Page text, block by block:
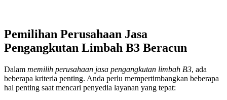
Pemilihan Perusahaan Jasa
Pengangkutan Limbah B3 Beracun
Dalam memilih perusahaan jasa pengangkutan limbah B3, ada
beberapa kriteria penting. Anda perlu mempertimbangkan beberapa
hal penting saat mencari penyedia layanan yang tepat: